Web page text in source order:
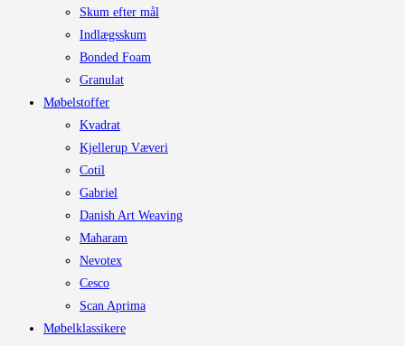
Skum efter mål
Indlægsskum
Bonded Foam
Granulat
Møbelstoffer
Kvadrat
Kjellerup Væveri
Cotil
Gabriel
Danish Art Weaving
Maharam
Nevotex
Cesco
Scan Aprima
Møbelklassikere